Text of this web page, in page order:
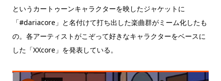
というカートゥーンキャラクターを映したジャケットに
「#dariacore」と名付けて打ち出した楽曲群がミーム化したも
の。各アーティストがこぞって好きなキャラクターをベースに
した「XXcore」を発表している。